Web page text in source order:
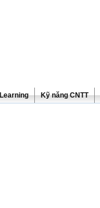
Kỹ năng CNTT